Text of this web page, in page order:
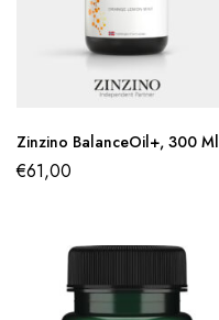
Zinzino BalanceOil+, 300 Ml
€61,00